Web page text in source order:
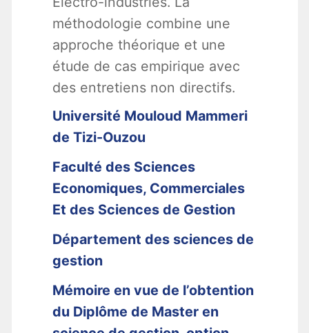
méthodologie combine une
approche théorique et une
étude de cas empirique avec
des entretiens non directifs.
Université Mouloud Mammeri
de Tizi-Ouzou
Faculté des Sciences
Economiques, Commerciales
Et des Sciences de Gestion
Département des sciences de
gestion
Mémoire en vue de l’obtention
du Diplôme de Master en